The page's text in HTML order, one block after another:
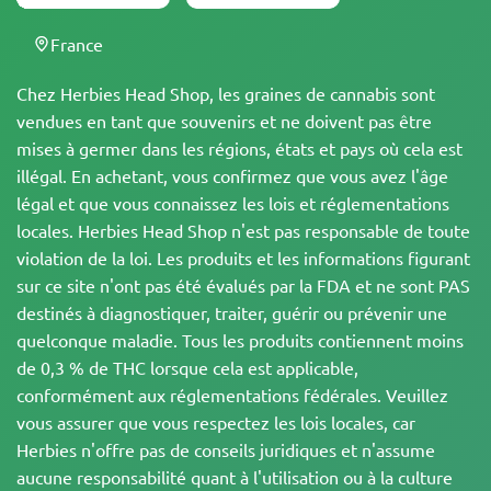
Chez Herbies Head Shop, les graines de cannabis sont
vendues en tant que souvenirs et ne doivent pas être
mises à germer dans les régions, états et pays où cela est
illégal. En achetant, vous confirmez que vous avez l'âge
légal et que vous connaissez les lois et réglementations
locales. Herbies Head Shop n'est pas responsable de toute
violation de la loi. Les produits et les informations figurant
sur ce site n'ont pas été évalués par la FDA et ne sont PAS
destinés à diagnostiquer, traiter, guérir ou prévenir une
quelconque maladie. Tous les produits contiennent moins
de 0,3 % de THC lorsque cela est applicable,
conformément aux réglementations fédérales. Veuillez
vous assurer que vous respectez les lois locales, car
Herbies n'offre pas de conseils juridiques et n'assume
aucune responsabilité quant à l'utilisation ou à la culture
France